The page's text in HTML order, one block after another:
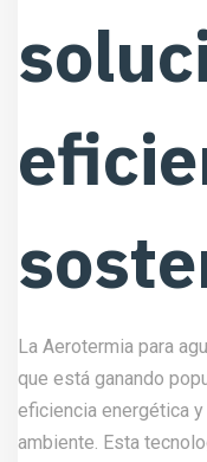
La Aerotermia para
que está ganando
eficiencia energética
ambiente. Esta